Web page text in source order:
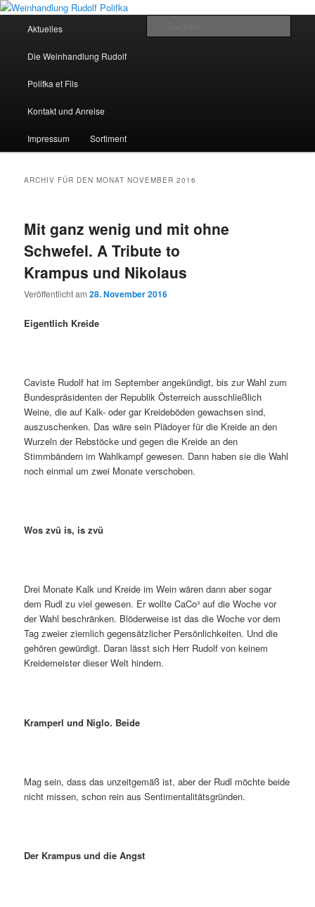
Weinhandlung Rudolf Polifka
Zum Inhalt wechseln
Zum sekundären Inhalt wechseln
Aktuelles
Die Weinhandlung Rudolf
Polifka et Fils
Kontakt und Anreise
Impressum Sortiment
ARCHIV FÜR DEN MONATNOVEMBER 2016
Mit ganz wenig und mit ohne
Schwefel. A Tribute to
Krampus und Nikolaus
Veröffentlicht am28. November 2016
Eigentlich Kreide
Caviste Rudolf hat im September angekündigt, bis zur Wahl zum
Bundespräsidenten der Republik Österreich ausschließlich
Weine, die auf Kalk- oder gar Kreideböden gewachsen sind,
auszuschenken. Das wäre sein Plädoyer für die Kreide an den
Wurzeln der Rebstöcke und gegen die Kreide an den
Stimmbändern im Wahlkampf gewesen. Dann haben sie die Wahl
noch einmal um zwei Monate verschoben.
Wos zvü is, is zvü
Drei Monate Kalk und Kreide im Wein wären dann aber sogar
dem Rudl zu viel gewesen. Er wollte CaCo³ auf die Woche vor
der Wahl beschränken. Blöderweise ist das die Woche vor dem
Tag zweier ziemlich gegensätzlicher Persönlichkeiten. Und die
gehören gewürdigt. Daran lässt sich Herr Rudolf von keinem
Kreidemeister dieser Welt hindern.
Kramperl und Niglo. Beide
Mag sein, dass das unzeitgemäß ist, aber der Rudl möchte beide
nicht missen, schon rein aus Sentimentalitätsgründen.
Der Krampus und die Angst